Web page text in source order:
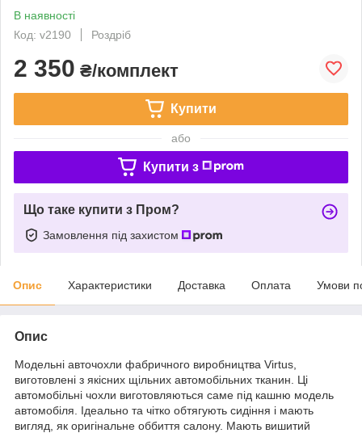
В наявності
Код: v2190
Роздріб
2 350 ₴/комплект
Купити
або
Купити з
Що таке купити з Пром?
Замовлення під захистом
Опис Характеристики Доставка Оплата Умови
Опис
Модельні авточохли фабричного виробництва Virtus,
виготовлені з якісних щільних автомобільних тканин. Ці
автомобільні чохли виготовляються саме під кашню модель
автомобіля. Ідеально та чітко обтягують сидіння і мають
вигляд, як оригінальне оббиття салону. Мають вишитий